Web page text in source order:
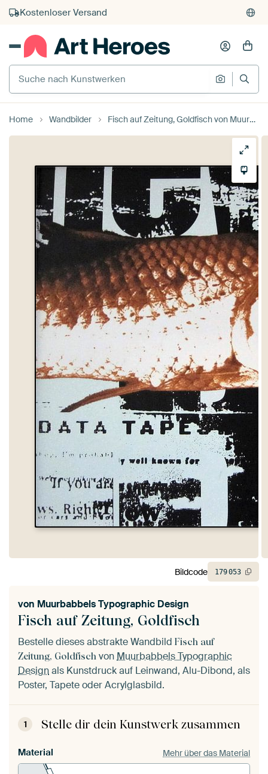
Kauf auf Rechnung
Individueller Druck auf Bestellung
Suche nach Kunstwerken
Suche
Home Wandbilder Fisch auf Zeitung, Goldfisch von Muurbabbels Typographic Design
Fisch auf Zeitung, Goldfisch
von Muurbabbels Typographic Design
Bestelle dieses abstrakte Wandbild Fisch auf
Zeitung, Goldfisch vonMuurbabbels Typographic
Designals Kunstdruck auf Leinwand, Alu-Dibond, als
Poster, Tapete oder Acrylglasbild.
1 Stelle dir dein Kunstwerk zusammen
Material Mehr über das Material
Bildcode 179053